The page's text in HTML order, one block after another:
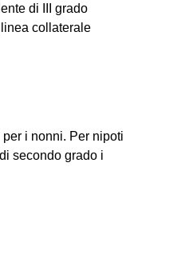
di III grado
collaterale
i nonni. Per nipoti
secondo grado i